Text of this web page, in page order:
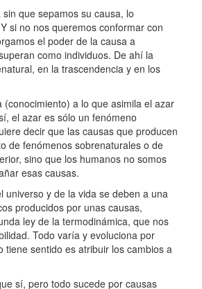
que sepamos su causa, lo
si no nos queremos conformar con
el poder de la causa a
como individuos. De ahí la
en la trascendencia y en los
a lo que asimila el azar
el azar es sólo un fenómeno
decir que las causas que producen
de fenómenos sobrenaturales o de
sino que los humanos no somos
esas causas.
universo y de la vida se deben a una
producidos por unas causas,
ley de la termodinámica, que nos
Todo varía y evoluciona por
tiene sentido es atribuir los cambios a
sí, pero todo sucede por causas